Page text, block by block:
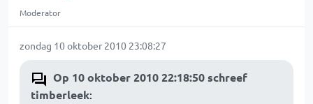
Moderator
zondag 10 oktober 2010 23:08:27
Op 10 oktober 2010 22:18:50 schreef
timberleek: